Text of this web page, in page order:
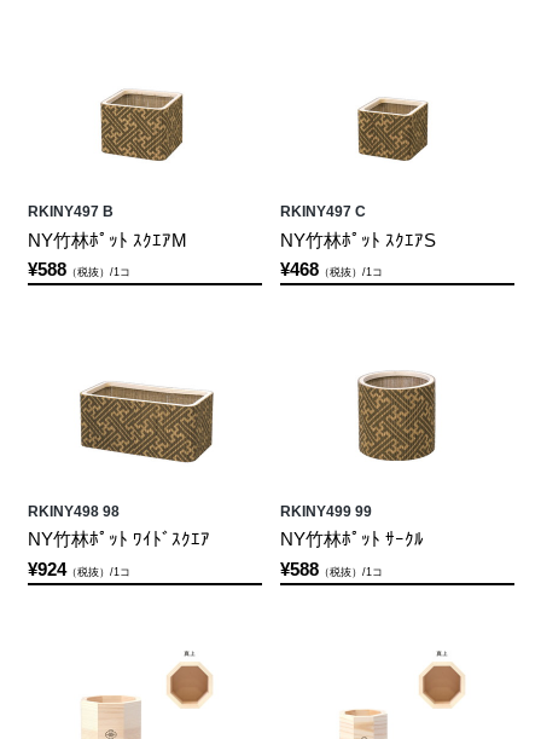
RKINY497 B
NY竹林ﾎﾟｯﾄ ｽｸｴｱM
¥588（税抜）/1コ
RKINY497 C
NY竹林ﾎﾟｯﾄ ｽｸｴｱS
¥468（税抜）/1コ
RKINY498 98
NY竹林ﾎﾟｯﾄ ﾜｲﾄﾞｽｸｴｱ
¥924（税抜）/1コ
RKINY499 99
NY竹林ﾎﾟｯﾄ ｻｰｸﾙ
¥588（税抜）/1コ